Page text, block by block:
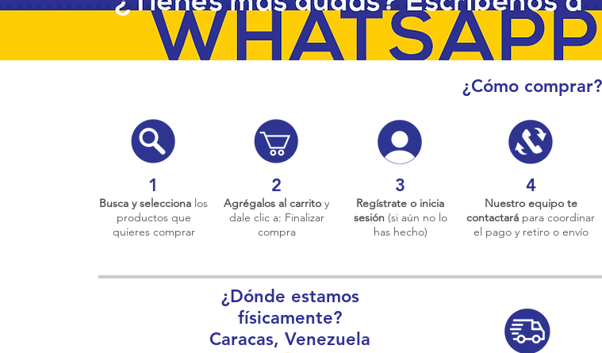
¿Cómo comprar?
1
Busca y selecciona los
productos que
quieres comprar
2
Agrégalos al carrito y
dale clic a: Finalizar
compra
3
Regístrate o inicia
sesión(si aún no lo
has hecho)
4
Nuestro equipo te
contactará para coordinar
el pago y retiro o envío
¿Dónde estamos
físicamente?
Caracas, Venezuela